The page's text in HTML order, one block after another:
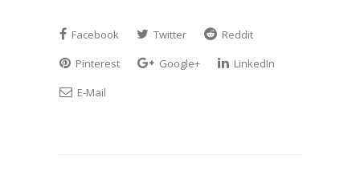
Facebook Twitter
Reddit
Pinterest
Google+
LinkedIn
E-Mail